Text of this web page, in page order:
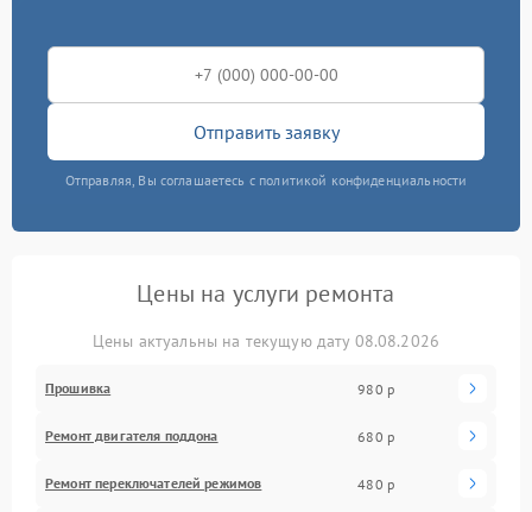
Отправить заявку
Отправляя, Вы соглашаетесь с политикой конфиденциальности
Цены на услуги ремонта
Цены актуальны на текущую дату 08.08.2026
Прошивка 980 р
Ремонт двигателя поддона 680 р
Ремонт переключателей режимов 480 р